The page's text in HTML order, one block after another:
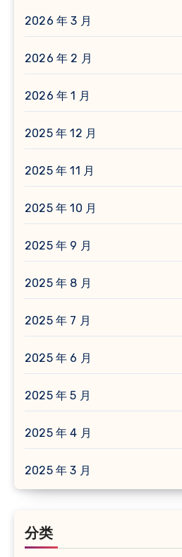
2026 年 3 月
2026 年 2 月
2026 年 1 月
2025 年 12 月
2025 年 11 月
2025 年 10 月
2025 年 9 月
2025 年 8 月
2025 年 7 月
2025 年 6 月
2025 年 5 月
2025 年 4 月
2025 年 3 月
分类